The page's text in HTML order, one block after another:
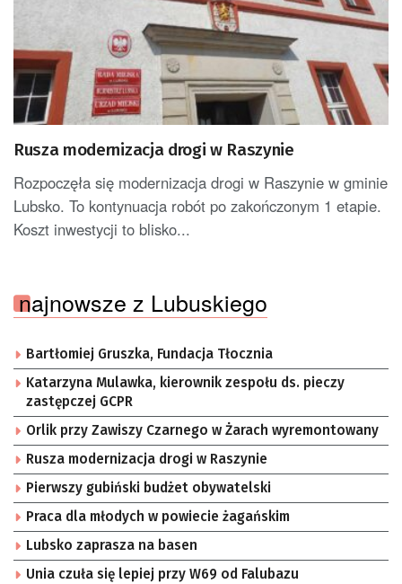
Rusza modernizacja drogi w Raszynie
Rozpoczęła się modernizacja drogi w Raszynie w gminie
Lubsko. To kontynuacja robót po zakończonym 1 etapie.
Koszt inwestycji to blisko...
najnowsze z Lubuskiego
Bartłomiej Gruszka, Fundacja Tłocznia
Katarzyna Mulawka, kierownik zespołu ds. pieczy
zastępczej GCPR
Orlik przy Zawiszy Czarnego w Żarach wyremontowany
Rusza modernizacja drogi w Raszynie
Pierwszy gubiński budżet obywatelski
Praca dla młodych w powiecie żagańskim
Lubsko zaprasza na basen
Unia czuła się lepiej przy W69 od Falubazu